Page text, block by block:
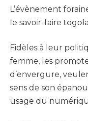
L’évènement
le savoir-faire
Fidèles à leur
femme, les
d’envergure,
sens de son
usage du